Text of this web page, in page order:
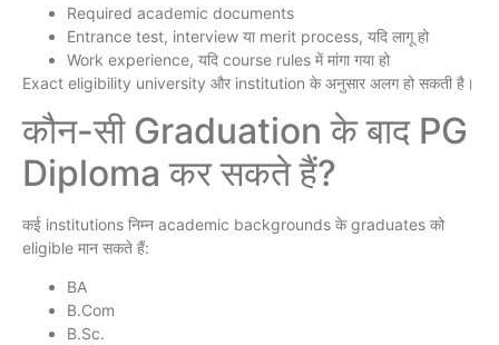
Required academic documents
Entrance test, interview या merit process, यदि लागू हो
Work experience, यदि course rules में मांगा गया हो
Exact eligibility university और institution के अनुसार अलग हो सकती है।
कौन-सी Graduation के बाद PG
Diploma कर सकते हैं?
कई institutions निम्न academic backgrounds के graduates को
eligible मान सकते हैं:
BA
B.Com
B.Sc.